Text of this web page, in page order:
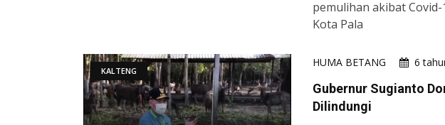
pemulihan akibat
Kota Pala
KALTENG
HUMA BETANG 6
Gubernur Sugianto
Dilindungi